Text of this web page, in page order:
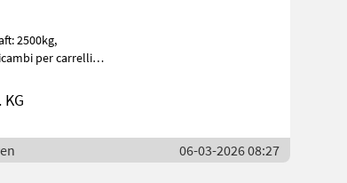
per carrelli
06-03-2026 08:27